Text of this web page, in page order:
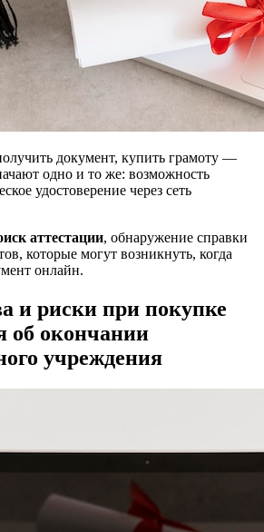
документ, купить грамоту —
одно и то же: возможность
удостоверение через сеть
аттестации, обнаружение справки
которые могут возникнуть, когда
онлайн.
и риски при покупке
об окончании
учреждения